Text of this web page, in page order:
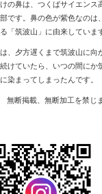
の鼻は、つくばサイエンス
です。鼻の色が紫色なのは
「筑波山」に由来していま
、夕方遅くまで筑波山に向
けていたら、いつの間にか
染まってしまったんです。
無断掲載、無断加工を禁じ